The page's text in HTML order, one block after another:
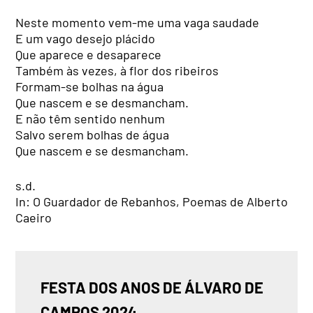
Neste momento vem-me uma vaga saudade
E um vago desejo plácido
Que aparece e desaparece
Também às vezes, à flor dos ribeiros
Formam-se bolhas na água
Que nascem e se desmancham.
E não têm sentido nenhum
Salvo serem bolhas de água
Que nascem e se desmancham.
s.d.
In: O Guardador de Rebanhos, Poemas de Alberto
Caeiro
FESTA DOS ANOS DE ÁLVARO DE